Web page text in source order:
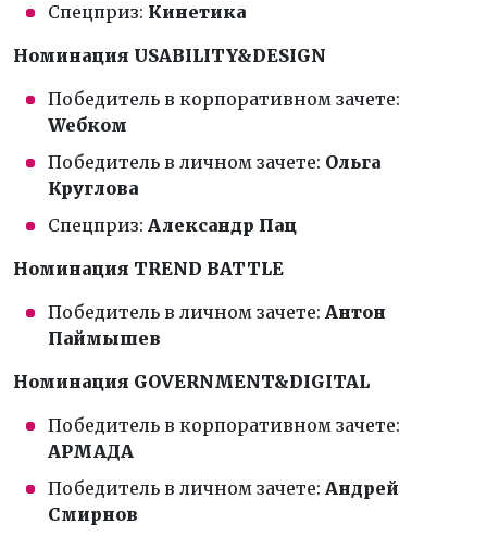
Спецприз: Кинетика
Номинация USABILITY&DESIGN
Победитель в корпоративном зачете:
Weбком
Победитель в личном зачете: Ольга
Круглова
Спецприз: Александр Пац
Номинация TREND BATTLE
Победитель в личном зачете: Антон
Паймышев
Номинация GOVERNMENT&DIGITAL
Победитель в корпоративном зачете:
АРМАДА
Победитель в личном зачете: Андрей
Смирнов